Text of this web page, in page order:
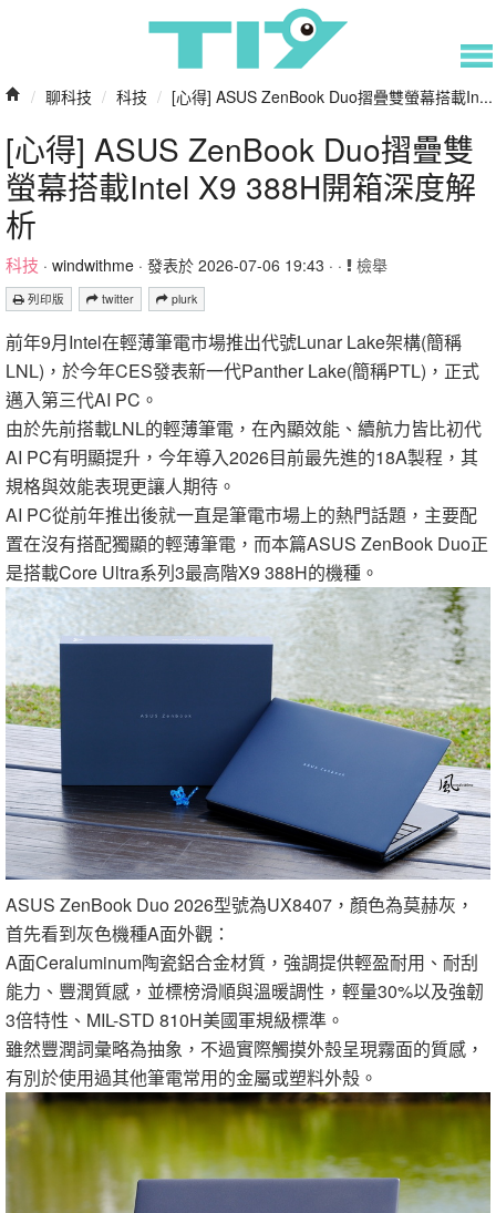
/ 聊科技 / 科技 / [心得] ASUS ZenBook Duo摺疊雙螢幕搭載In...
[心得] ASUS ZenBook Duo摺疊雙
螢幕搭載Intel X9 388H開箱深度解
析
科技 · windwithme · 發表於 2026-07-06 19:43 · · 檢舉
列印版 twitter plurk
前年9月Intel在輕薄筆電市場推出代號Lunar Lake架構(簡稱
LNL)，於今年CES發表新一代Panther Lake(簡稱PTL)，正式
邁入第三代AI PC。
由於先前搭載LNL的輕薄筆電，在內顯效能、續航力皆比初代
AI PC有明顯提升，今年導入2026目前最先進的18A製程，其
規格與效能表現更讓人期待。
AI PC從前年推出後就一直是筆電市場上的熱門話題，主要配
置在沒有搭配獨顯的輕薄筆電，而本篇ASUS ZenBook Duo正
是搭載Core Ultra系列3最高階X9 388H的機種。
ASUS ZenBook Duo 2026型號為UX8407，顏色為莫赫灰，
首先看到灰色機種A面外觀：
A面Ceraluminum陶瓷鋁合金材質，強調提供輕盈耐用、耐刮
能力、豐潤質感，並標榜滑順與溫暖調性，輕量30%以及強韌
3倍特性、MIL-STD 810H美國軍規級標準。
雖然豐潤詞彙略為抽象，不過實際觸摸外殼呈現霧面的質感，
有別於使用過其他筆電常用的金屬或塑料外殼。